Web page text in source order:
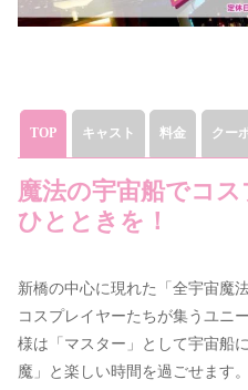
TOP キャスト 料金 クー
魔法の宇宙船でコ
ひとときを！
新橋の中心に現れた「全宇宙魔
コスプレイヤーたちが集うユニ
様は「マスター」として宇宙船
魔」と楽しい時間を過ごせます